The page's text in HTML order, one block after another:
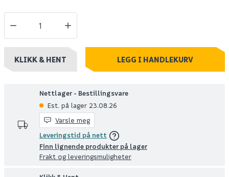
KLIKK & HENT LEGG I HANDLEKURV
Nettlager - Bestillingsvare
Est. på lager 23.08.26
Varsle meg
Leveringstid på nett
Finn lignende produkter på lager
Frakt og leveringsmuligheter